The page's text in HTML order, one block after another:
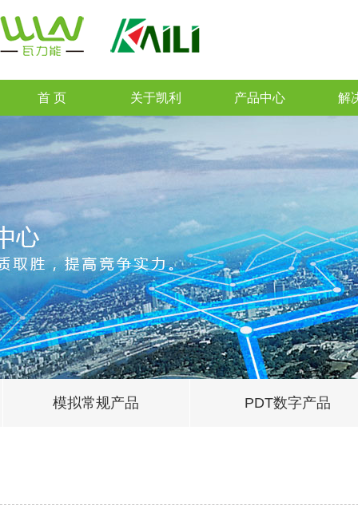
首 页 关于凯利 产品中心 解
模拟常规产品 PDT数字产品